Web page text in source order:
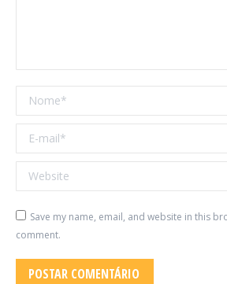
Nome *
E-mail *
Website
Save my name, email, and website in this
comment.
POSTAR COMENTÁRIO